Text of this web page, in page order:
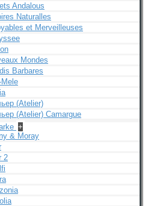
Andalous
Naturalles
et Merveilleuses
Mondes
Barbares
Mele
(Atelier)
(Atelier) Camargue
+
& Moray
2